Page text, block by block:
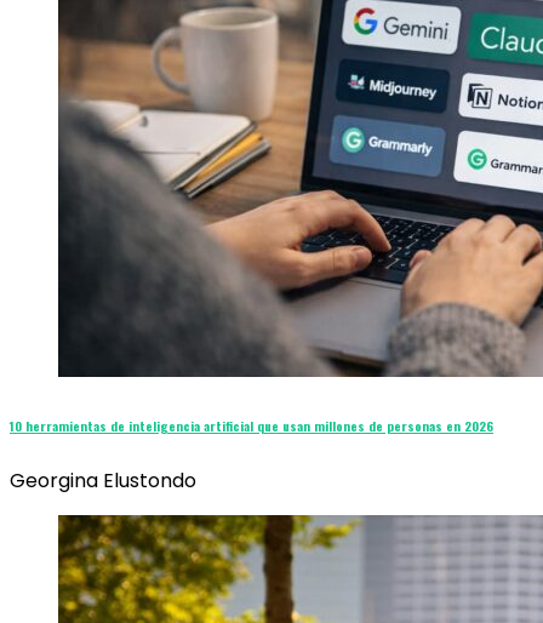
10 herramientas de inteligencia artificial que usan millones de personas en 2026
Georgina Elustondo